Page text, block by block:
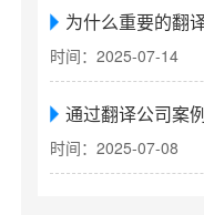
为什么重要的翻
时间：2025-07-14
通过翻译公司案
时间：2025-07-08